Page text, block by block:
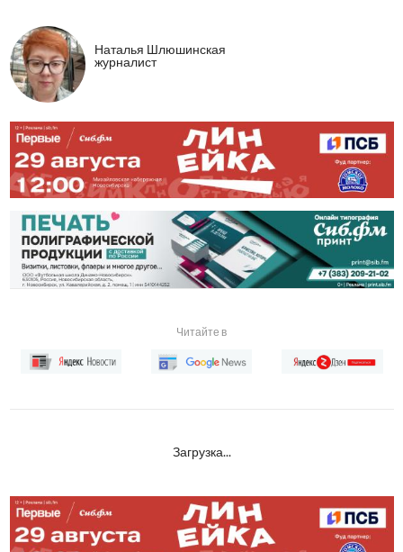
Наталья Шлюшинская
журналист
Читайте в
Загрузка...